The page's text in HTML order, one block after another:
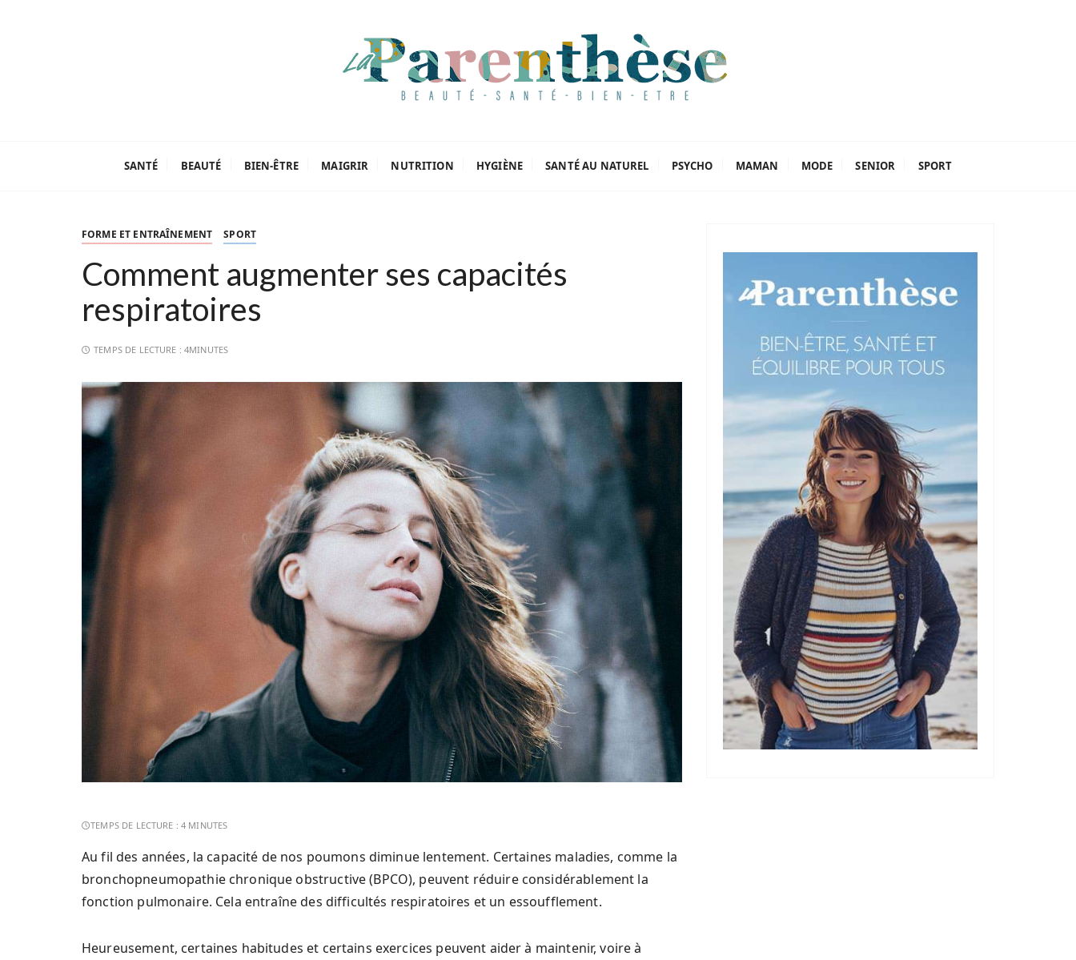
Parenthèse Tutoriels
SANTÉ BEAUTÉ BIEN-ÊTRE MAIGRIR NUTRITION HYGIÈNE SANTÉ AU NATUREL PSYCHO MAMAN MODE SENIOR SPORT
FORME ET ENTRAÎNEMENT SPORT
Comment augmenter ses capacités
respiratoires
TEMPS DE LECTURE :4MINUTES
Au fil des années, la capacité de nos poumons diminue lentement. Certaines maladies, comme la
bronchopneumopathie chronique obstructive (BPCO), peuvent réduire considérablement la
fonction pulmonaire. Cela entraîne des difficultés respiratoires et un essoufflement.
Heureusement, certaines habitudes et certains exercices peuvent aider à maintenir, voire à